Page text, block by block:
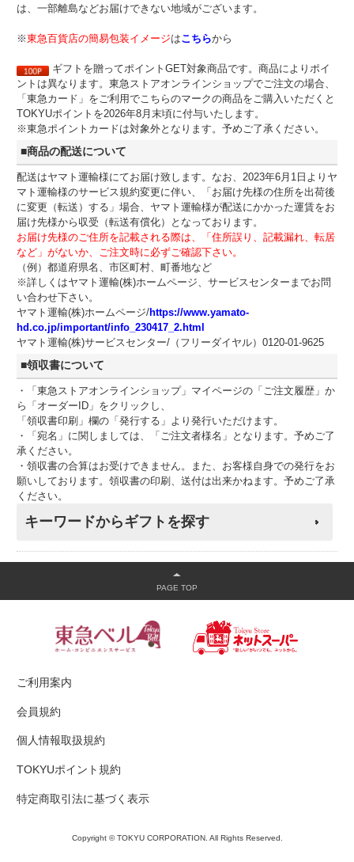
は、一部離島などお届けできない地域がございます。
※東急百貨店の簡易包装イメージはこちらから
ギフトを贈ってポイントGET対象商品です。商品によりポイ
ントは異なります。東急ストアオンラインショップでご注文の場合、
「東急カード」をご利用でこちらのマークの商品をご購入いただくと
TOKYUポイントを2026年8月末頃に付与いたします。
※東急ポイントカードは対象外となります。予めご了承ください。
■商品の配送について
配送はヤマト運輸様にてお届け致します。なお、2023年6月1日よりヤ
マト運輸様のサービス規約変更に伴い、「お届け先様の住所を出荷後
に変更（転送）する」場合、ヤマト運輸様が配送にかかった運賃をお
届け先様から収受（転送有償化）となっております。
お届け先様のご住所を記載される際は、「住所誤り、記載漏れ、転居
など」がないか、ご注文時に必ずご確認下さい。
（例）都道府県名、市区町村、町番地など
※詳しくはヤマト運輸(株)ホームページ、サービスセンターまでお問
い合わせ下さい。
ヤマト運輸(株)ホームページ/https://www.yamato-
hd.co.jp/important/info_230417_2.html
ヤマト運輸(株)サービスセンター/（フリーダイヤル）0120-01-9625
■領収書について
・「東急ストアオンラインショップ」マイページの「ご注文履歴」か
ら「オーダーID」をクリックし、
「領収書印刷」欄の「発行する」より発行いただけます。
・「宛名」に関しましては、「ご注文者様名」となります。予めご了
承ください。
・領収書の合算はお受けできません。また、お客様自身での発行をお
願いしております。領収書の印刷、送付は出来かねます。予めご了承
ください。
キーワードからギフトを探す
ご利用案内
会員規約
個人情報取扱規約
TOKYUポイント規約
特定商取引法に基づく表示
Copyright © TOKYU CORPORATION. All Rights Reserved.